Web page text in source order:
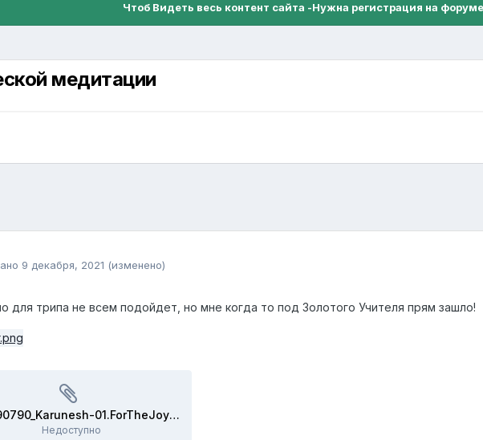
Чтоб Видеть весь контент сайта -Нужна регистрация на форуме
медитации
9 декабря, 2021 (изменено)
для трипа не всем подойдет, но мне когда то под Золотого Учителя прям зашло!
1389290790_Karunesh-01.ForTheJoyOfItAll().mp3
Недоступно